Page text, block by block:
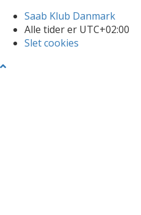
Saab Klub Danmark
Alle tider er UTC+02:00
Slet cookies